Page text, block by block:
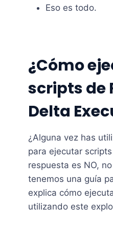
Eso es todo.
¿Cómo
scripts de
Delta
¿Alguna vez has
para ejecutar
respuesta es NO,
tenemos una guía
explica cómo
utilizando este